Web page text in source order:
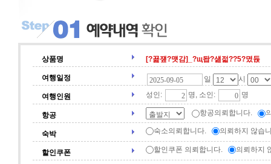
상품명 [?꾩쟾?먯감]_?щ돱?섎젋??5?몄듅
여행일정 일 시
여행인원 성인: 명, 소인: 명
항공 항공의뢰합니다.
숙박 숙소의뢰합니다. 의뢰하지 않습
할인쿠폰 할인쿠폰 의뢰합니다. 의뢰하지